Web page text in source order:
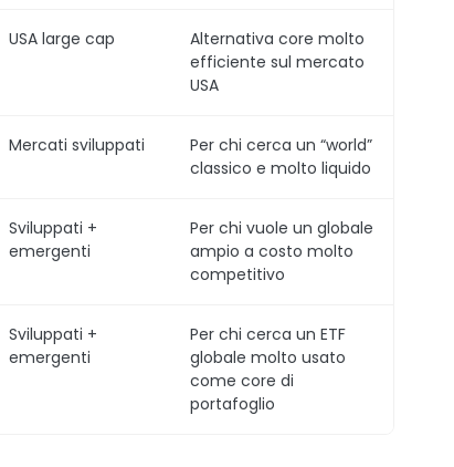
USA large cap
Alternativa core molto
efficiente sul mercato
USA
Mercati sviluppati
Per chi cerca un “world”
classico e molto liquido
Sviluppati +
emergenti
Per chi vuole un globale
ampio a costo molto
competitivo
Sviluppati +
emergenti
Per chi cerca un ETF
globale molto usato
come core di
portafoglio